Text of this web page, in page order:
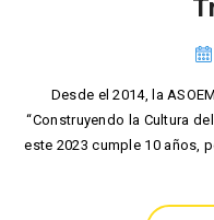
Desde el 2014, la
“Construyendo la Cultura
este 2023 cumple 10 años,